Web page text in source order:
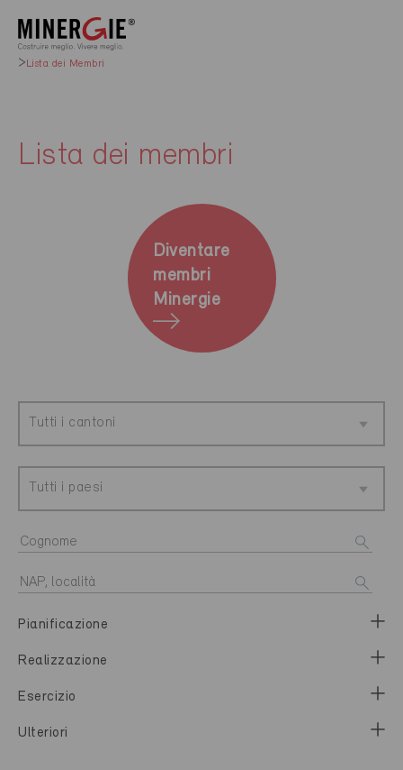
Lista dei Membri
Lista dei membri
Diventare
membri
Minergie
Tutti i cantoni
Tutti i paesi
Pianificazione
Realizzazione
Esercizio
Ulteriori